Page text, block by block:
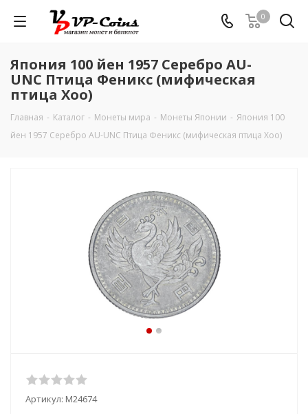
0
Япония 100 йен 1957 Серебро AU-
UNC Птица Феникс (мифическая
птица Хоо)
Главная - Каталог - Монеты мира - Монеты Японии - Япония 100
йен 1957 Серебро AU-UNC Птица Феникс (мифическая птица Хоо)
Артикул: М24674